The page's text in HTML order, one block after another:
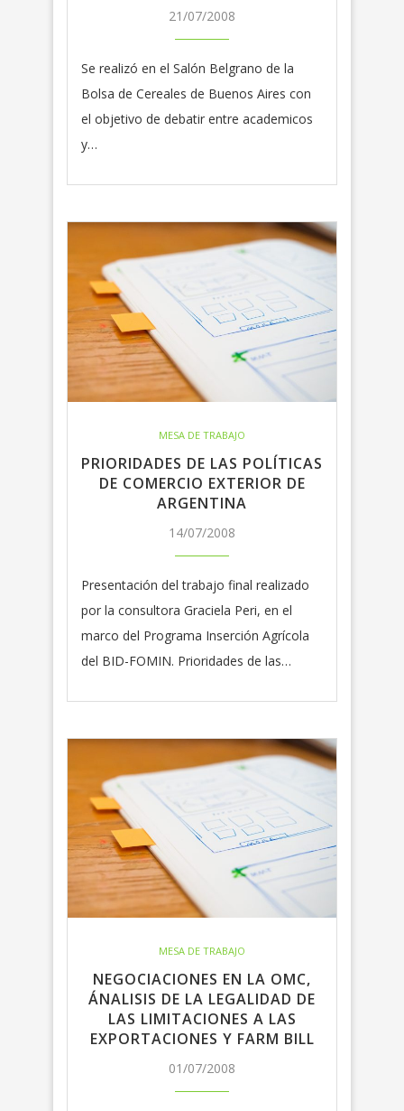
21/07/2008
Se realizó en el Salón Belgrano de la
Bolsa de Cereales de Buenos Aires con
el objetivo de debatir entre academicos
y…
MESA DE TRABAJO
PRIORIDADES DE LAS POLÍTICAS
DE COMERCIO EXTERIOR DE
ARGENTINA
14/07/2008
Presentación del trabajo final realizado
por la consultora Graciela Peri, en el
marco del Programa Inserción Agrícola
del BID-FOMIN. Prioridades de las…
MESA DE TRABAJO
NEGOCIACIONES EN LA OMC,
ÁNALISIS DE LA LEGALIDAD DE
LAS LIMITACIONES A LAS
EXPORTACIONES Y FARM BILL
01/07/2008